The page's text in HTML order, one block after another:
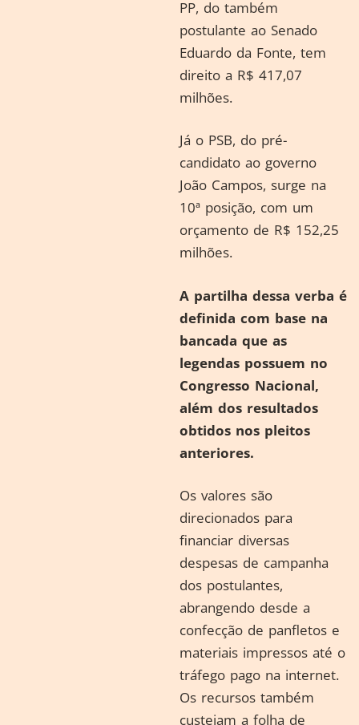
PP, do também
postulante ao Senado
Eduardo da Fonte, tem
direito a R$ 417,07
milhões.
Já o PSB, do pré-
candidato ao governo
João Campos, surge na
10ª posição, com um
orçamento de R$ 152,25
milhões.
A partilha dessa verba é
definida com base na
bancada que as
legendas possuem no
Congresso Nacional,
além dos resultados
obtidos nos pleitos
anteriores.
Os valores são
direcionados para
financiar diversas
despesas de campanha
dos postulantes,
abrangendo desde a
confecção de panfletos e
materiais impressos até o
tráfego pago na internet.
Os recursos também
custeiam a folha de